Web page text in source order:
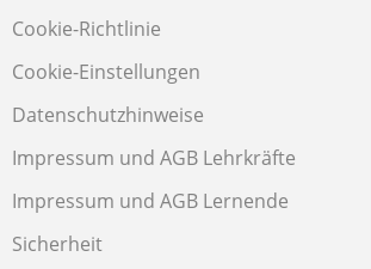
Cookie-Richtlinie
Cookie-Einstellungen
Datenschutzhinweise
Impressum und AGB Lehrkräfte
Impressum und AGB Lernende
Sicherheit